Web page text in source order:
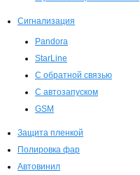
Сигнализация
Pandora
StarLine
С обратной связью
С автозапуском
GSM
Защита пленкой
Полировка фар
Автовинил